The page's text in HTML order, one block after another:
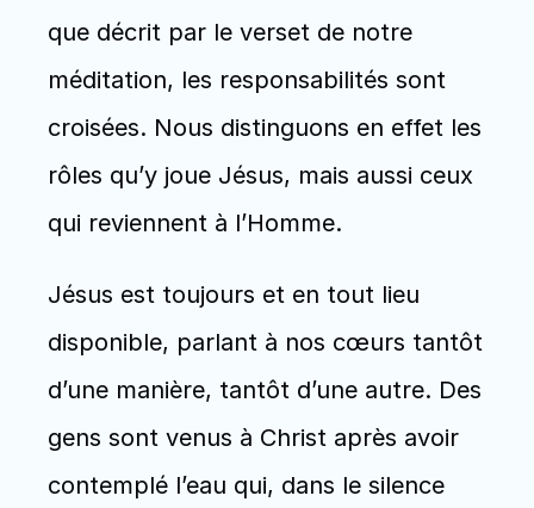
que décrit par le verset de notre
méditation, les responsabilités sont
croisées. Nous distinguons en effet les
rôles qu’y joue Jésus, mais aussi ceux
qui reviennent à l’Homme.
Jésus est toujours et en tout lieu
disponible, parlant à nos cœurs tantôt
d’une manière, tantôt d’une autre. Des
gens sont venus à Christ après avoir
contemplé l’eau qui, dans le silence